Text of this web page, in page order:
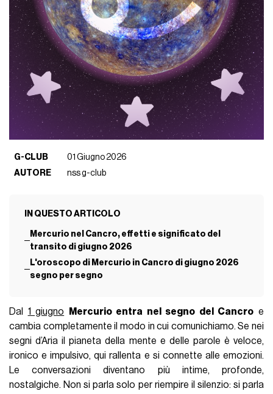
G-CLUB
01 Giugno 2026
AUTORE
nss g-club
IN QUESTO ARTICOLO
Mercurio nel Cancro, effetti e significato del
transito di giugno 2026
L'oroscopo di Mercurio in Cancro di giugno 2026
segno per segno
Dal 1 giugno Mercurio entra nel segno del Cancro e
cambia completamente il modo in cui comunichiamo. Se nei
segni d’Aria il pianeta della mente e delle parole è veloce,
ironico e impulsivo, qui rallenta e si connette alle emozioni.
Le conversazioni diventano più intime, profonde,
nostalgiche. Non si parla solo per riempire il silenzio: si parla